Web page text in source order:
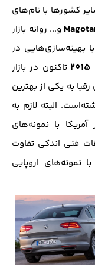
سایر کشور‌ها با نام‌های
و... روانه بازار
با بهینه‌سازی‌هایی در
2015 تاکنون در بازار
به یکی از بهترین
البته لازم به
با نمونه‌های
فنی اندکی تفاوت
نمونه‌های اروپایی